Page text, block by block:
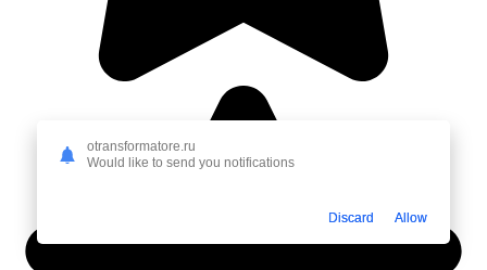
otransformatore.ru
Would like to send you notifications
Discard Allow